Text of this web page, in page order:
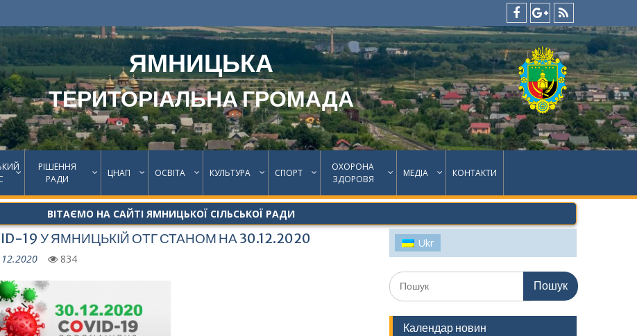
facebook
google
plus
feed
ЯМНИЦЬКА
ТЕРИТОРІАЛЬНА ГРОМАДА
РІШЕННЯ
РАДИ
ЦНАП ОСВІТА КУЛЬТУРА СПОРТ
ОХОРОНА
ЗДОРОВЯ
МЕДІА КОНТАКТИ
ВІТАЄМО НА САЙТІ ЯМНИЦЬКОЇ СІЛЬСЬКОЇ РАДИ
19 У ЯМНИЦЬКІЙ ОТГ СТАНОМ НА 30.12.2020
834
Ukr
Шукати:
Календар новин